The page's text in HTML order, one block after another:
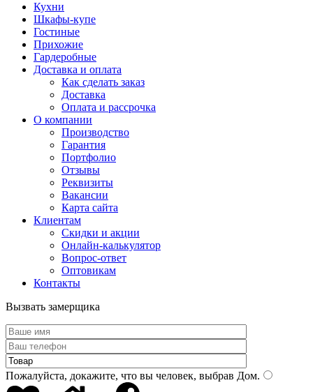
Кухни
Шкафы-купе
Гостиные
Прихожие
Гардеробные
Доставка и оплата
Как сделать заказ
Доставка
Оплата и рассрочка
О компании
Производство
Гарантия
Портфолио
Отзывы
Реквизиты
Вакансии
Карта сайта
Клиентам
Скидки и акции
Онлайн-калькулятор
Вопрос-ответ
Оптовикам
Контакты
Вызвать замерщика
Пожалуйста, докажите, что вы человек, выбрав Дом.